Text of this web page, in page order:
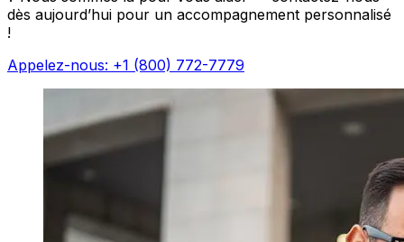
dès aujourd’hui pour un accompagnement personnalisé
!
Appelez-nous: +1 (800) 772-7779